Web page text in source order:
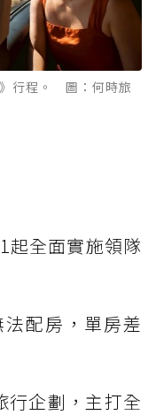
行程。 圖：何時旅
起全面實施領隊
配房，單房差
行企劃，主打全